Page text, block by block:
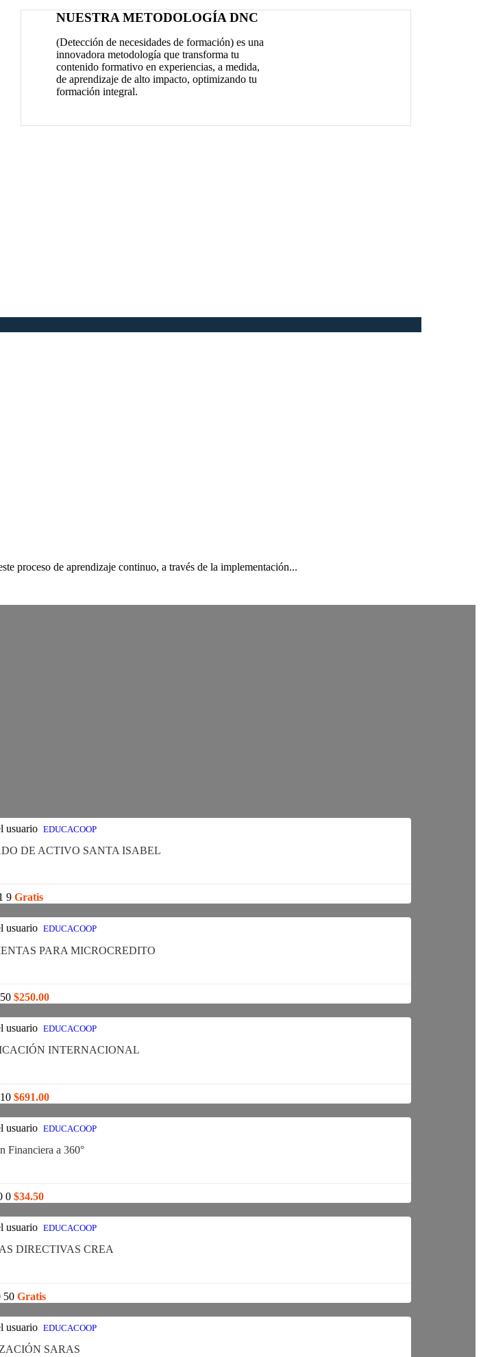
NUESTRA METODOLOGÍA DNC
(Detección de necesidades de formación) es una
innovadora metodología que transforma tu
contenido formativo en experiencias, a medida,
de aprendizaje de alto impacto, optimizando tu
formación integral.
proceso de aprendizaje continuo, a través de la implementación...
EDUCACOOP
DE ACTIVO SANTA ISABEL
9 Gratis
EDUCACOOP
PARA MICROCREDITO
50 $250.00
EDUCACOOP
INTERNACIONAL
10 $691.00
EDUCACOOP
Financiera a 360°
0 $34.50
EDUCACOOP
DIRECTIVAS CREA
50 Gratis
EDUCACOOP
SARAS